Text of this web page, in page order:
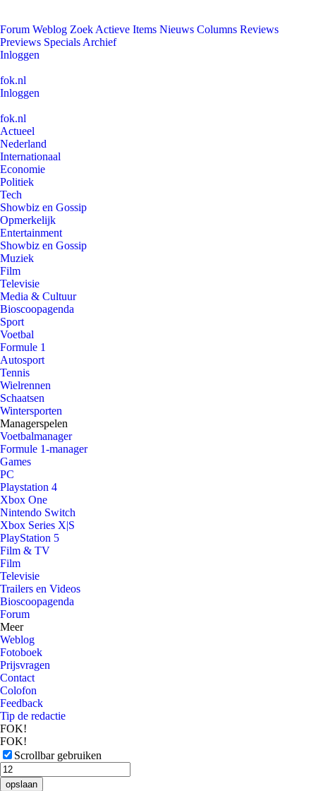
Forum Weblog Zoek Actieve Items Nieuws Columns Reviews
Previews Specials Archief
Inloggen
fok.nl
Inloggen
fok.nl
Actueel
Nederland
Internationaal
Economie
Politiek
Tech
Showbiz en Gossip
Opmerkelijk
Entertainment
Showbiz en Gossip
Muziek
Film
Televisie
Media & Cultuur
Bioscoopagenda
Sport
Voetbal
Formule 1
Autosport
Tennis
Wielrennen
Schaatsen
Wintersporten
Managerspelen
Voetbalmanager
Formule 1-manager
Games
PC
Playstation 4
Xbox One
Nintendo Switch
Xbox Series X|S
PlayStation 5
Film & TV
Film
Televisie
Trailers en Videos
Bioscoopagenda
Forum
Meer
Weblog
Fotoboek
Prijsvragen
Contact
Colofon
Feedback
Tip de redactie
FOK!
FOK!
Scrollbar gebruiken
opslaan